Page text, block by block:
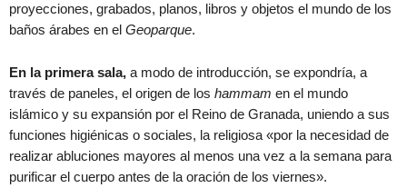
proyecciones, grabados, planos, libros y objetos el mundo de los
baños árabes en el Geoparque.
En la primera sala, a modo de introducción, se expondría, a
través de paneles, el origen de los hammam en el mundo
islámico y su expansión por el Reino de Granada, uniendo a sus
funciones higiénicas o sociales, la religiosa «por la necesidad de
realizar abluciones mayores al menos una vez a la semana para
purificar el cuerpo antes de la oración de los viernes».